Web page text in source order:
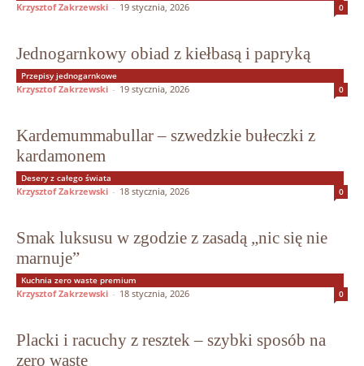
Krzysztof Zakrzewski - 19 stycznia, 2026 0
Jednogarnkowy obiad z kiełbasą i papryką
Przepisy jednogarnkowe
Krzysztof Zakrzewski - 19 stycznia, 2026 0
Kardemummabullar – szwedzkie bułeczki z
kardamonem
Desery z całego świata
Krzysztof Zakrzewski - 18 stycznia, 2026 0
Smak luksusu w zgodzie z zasadą „nic się nie
marnuje”
Kuchnia zero waste premium
Krzysztof Zakrzewski - 18 stycznia, 2026 0
Placki i racuchy z resztek – szybki sposób na
zero waste